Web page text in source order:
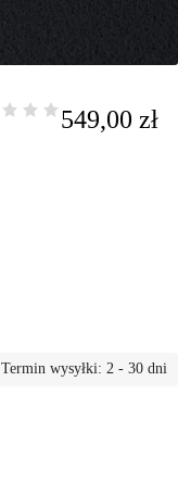
549,00 zł
Termin wysyłki: 2 - 30 dni